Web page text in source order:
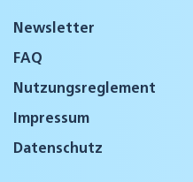
Newsletter
FAQ
Nutzungsreglement
Impressum
Datenschutz